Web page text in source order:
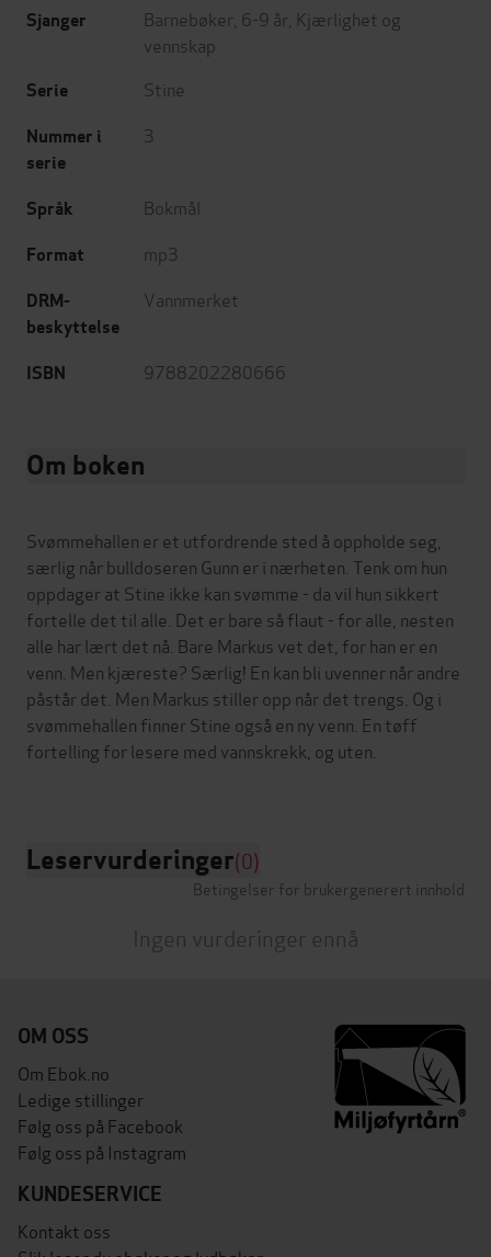
Sjanger Barnebøker 6-9 år Kjærlighet og
vennskap
Serie Stine
Nummer i
serie
3
Språk Bokmål
Format mp3
DRM-
beskyttelse
Vannmerket
ISBN 9788202280666
Om boken
Svømmehallen er et utfordrende sted å oppholde seg,
særlig når bulldoseren Gunn er i nærheten. Tenk om hun
oppdager at Stine ikke kan svømme - da vil hun sikkert
fortelle det til alle. Det er bare så flaut - for alle, nesten
alle har lært det nå. Bare Markus vet det, for han er en
venn. Men kjæreste? Særlig! En kan bli uvenner når andre
påstår det. Men Markus stiller opp når det trengs. Og i
svømmehallen finner Stine også en ny venn. En tøff
fortelling for lesere med vannskrekk, og uten.
Leservurderinger(0)
Betingelser for brukergenerert innhold
Ingen vurderinger ennå
OM OSS
Om Ebok.no
Ledige stillinger
Følg oss på Facebook
Følg oss på Instagram
KUNDESERVICE
Kontakt oss